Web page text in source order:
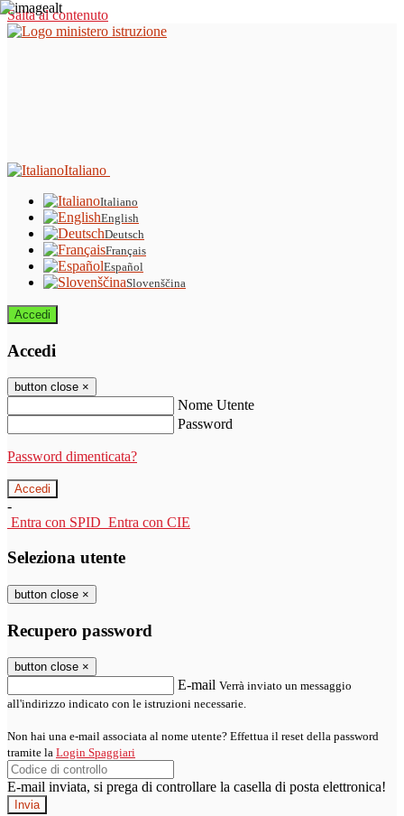
Salta al contenuto
Italiano
Italiano
English
Deutsch
Français
Español
Slovenščina
Accedi
Accedi
button close ×
Nome Utente
Password
Password dimenticata?
-
Entra con SPID Entra con CIE
Seleziona utente
button close ×
Recupero password
button close ×
E-mail Verrà inviato un messaggio
all'indirizzo indicato con le istruzioni necessarie.
Non hai una e-mail associata al nome utente? Effettua il reset della password
tramite la Login Spaggiari
E-mail inviata, si prega di controllare la casella di posta elettronica!